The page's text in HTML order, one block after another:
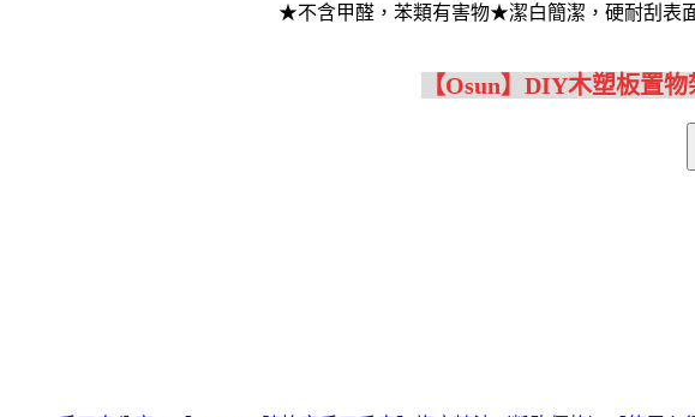
★不含甲醛，苯類有害物★潔白簡潔，硬耐刮表
【Osun】DIY木塑板置